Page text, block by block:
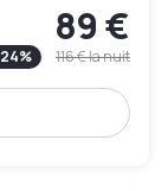
89 €
24% 116 €la nuit